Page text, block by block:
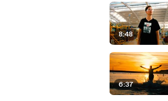
8:48
6:37